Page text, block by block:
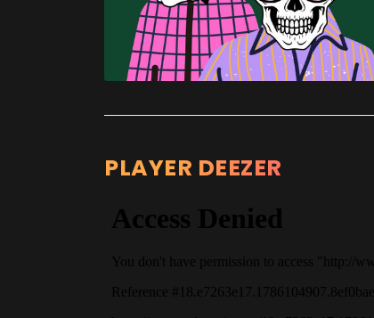
PLAYER DEEZER